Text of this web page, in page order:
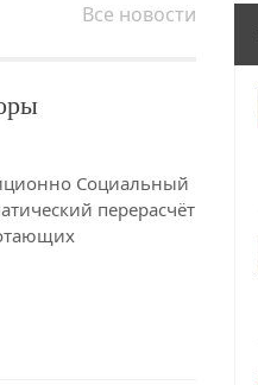
Все новости
Социальный
перерасчёт